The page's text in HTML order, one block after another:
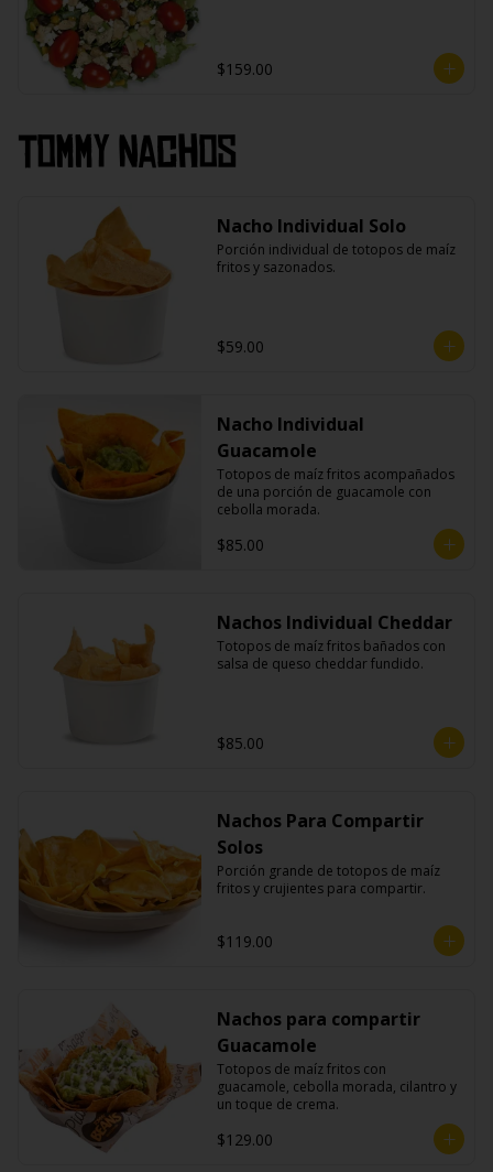
$159.00
Tommy Nachos
Nacho Individual Solo
Porción individual de totopos de maíz
fritos y sazonados.
$59.00
Nacho Individual
Guacamole
Totopos de maíz fritos acompañados
de una porción de guacamole con
cebolla morada.
$85.00
Nachos Individual Cheddar
Totopos de maíz fritos bañados con
salsa de queso cheddar fundido.
$85.00
Nachos Para Compartir
Solos
Porción grande de totopos de maíz
fritos y crujientes para compartir.
$119.00
Nachos para compartir
Guacamole
Totopos de maíz fritos con
guacamole, cebolla morada, cilantro y
un toque de crema.
$129.00